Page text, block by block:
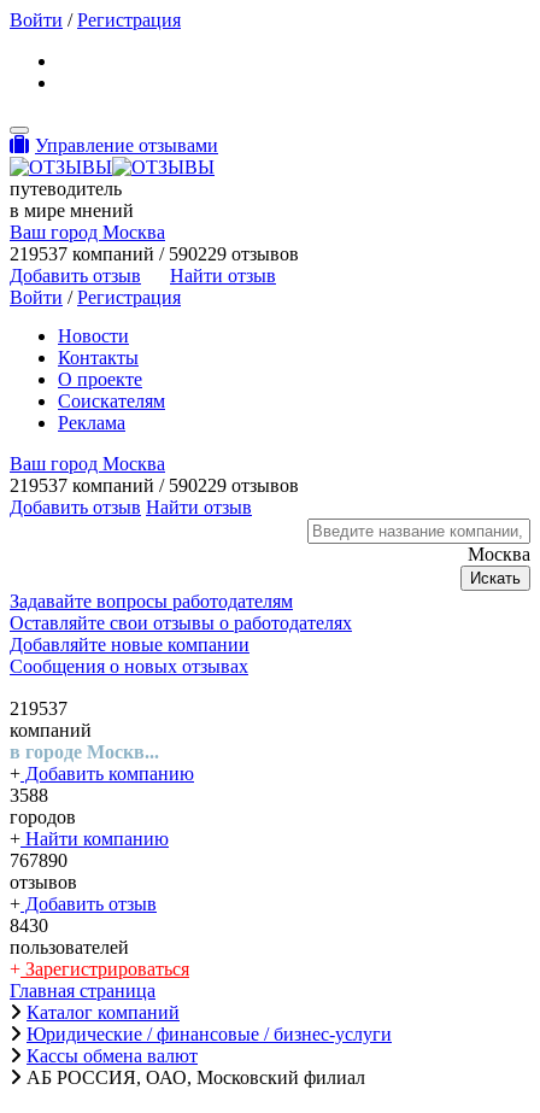
Войти /Регистрация
Toggle navigation
Управление отзывами
путеводитель
в мире мнений
Ваш город Москва
219537 компаний / 590229 отзывов
Добавить отзыв
Найти отзыв
Войти /Регистрация
Новости
Контакты
О проекте
Соискателям
Реклама
Ваш город Москва
219537 компаний / 590229 отзывов
Добавить отзыв Найти отзыв
Москва
Искать
Задавайте вопросы работодателям
Оставляйте свои отзывы о работодателях
Добавляйте новые компании
Сообщения о новых отзывах
219537
компаний
в городе Москв...
+ Добавить компанию
3588
городов
+ Найти компанию
767890
отзывов
+ Добавить отзыв
8430
пользователей
+ Зарегистрироваться
Главная страница
Каталог компаний
Юридические / финансовые / бизнес-услуги
Кассы обмена валют
АБ РОССИЯ, ОАО, Московский филиал